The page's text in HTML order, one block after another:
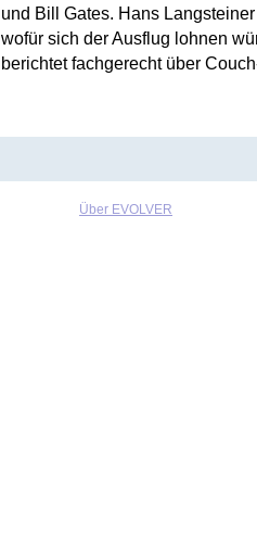
und Bill Gates. Hans
wofür sich der Ausflug lohnen
berichtet fachgerecht über
Über EVOLVER